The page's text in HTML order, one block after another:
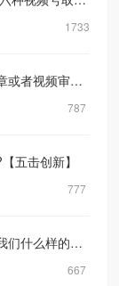
1733
自媒体运营：百度企业号发布文章或者视频审核规则机制是什么？【五击创新】
787
五击创新】
777
品牌营销的意义是什么？能带给我们什么样的转化？
667